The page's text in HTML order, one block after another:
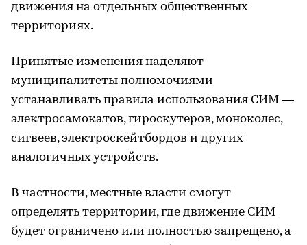
движения на отдельных общественных
территориях.
Принятые изменения наделяют
муниципалитеты полномочиями
устанавливать правила использования СИМ —
электросамокатов, гироскутеров, моноколес,
сигвеев, электроскейтбордов и других
аналогичных устройств.
В частности, местные власти смогут
определять территории, где движение СИМ
будет ограничено или полностью запрещено, а